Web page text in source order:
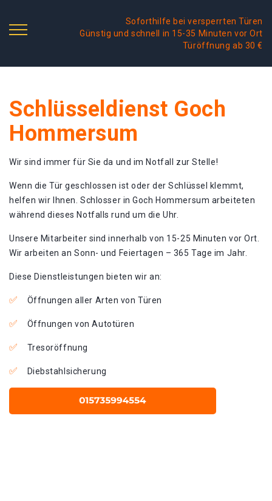
Soforthilfe bei versperrten Türen
Günstig und schnell in 15-35 Minuten vor Ort
Türöffnung ab 30 €
Schlüsseldienst Goch
Hommersum
Wir sind immer für Sie da und im Notfall zur Stelle!
Wenn die Tür geschlossen ist oder der Schlüssel klemmt,
helfen wir Ihnen. Schlosser in Goch Hommersum arbeiteten
während dieses Notfalls rund um die Uhr.
Unsere Mitarbeiter sind innerhalb von 15-25 Minuten vor Ort.
Wir arbeiten an Sonn- und Feiertagen – 365 Tage im Jahr.
Diese Dienstleistungen bieten wir an:
Öffnungen aller Arten von Türen
Öffnungen von Autotüren
Tresoröffnung
Diebstahlsicherung